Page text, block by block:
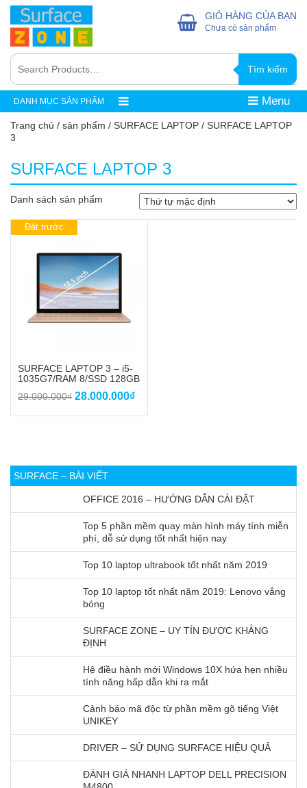
Tìm kiếm
GIỎ HÀNG CỦA BẠN
Chưa có sản phẩm
DANH MỤC SẢN PHẨM Menu
Trang chủ / sản phẩm / SURFACE LAPTOP / SURFACE LAPTOP
3
SURFACE LAPTOP 3
Danh sách sản phẩm
Đặt trước
SURFACE LAPTOP 3 – i5-
1035G7/RAM 8/SSD 128GB
29.000.000₫ Giá
28.000.000₫Giá
SURFACE – BÀI VIẾT
OFFICE 2016 – HƯỚNG DẪN CÀI ĐẶT
Top 5 phần mềm quay màn hình máy tính miễn
phí, dễ sử dụng tốt nhất hiện nay
Top 10 laptop ultrabook tốt nhất năm 2019
Top 10 laptop tốt nhất năm 2019: Lenovo vắng
bóng
SURFACE ZONE – UY TÍN ĐƯỢC KHẲNG
ĐỊNH
Hệ điều hành mới Windows 10X hứa hẹn nhiều
tính năng hấp dẫn khi ra mắt
Cảnh báo mã độc từ phần mềm gõ tiếng Việt
UNIKEY
DRIVER – SỬ DỤNG SURFACE HIỆU QUẢ
ĐÁNH GIÁ NHANH LAPTOP DELL PRECISION